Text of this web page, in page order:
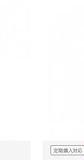
定期購入対応